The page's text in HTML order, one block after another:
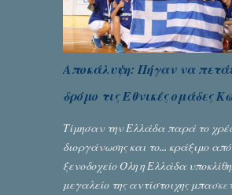
Αποκάλυψη: Πήγαν να
δρόμο τις Εθνικές ομάδες
Τίμησαν την Ελλάδα παρά το
διοργάνωσης και το... κράξιμο
ξενοδοχείο Όλη η Ελλάδα
μεγαλείο της αντίστοιχης